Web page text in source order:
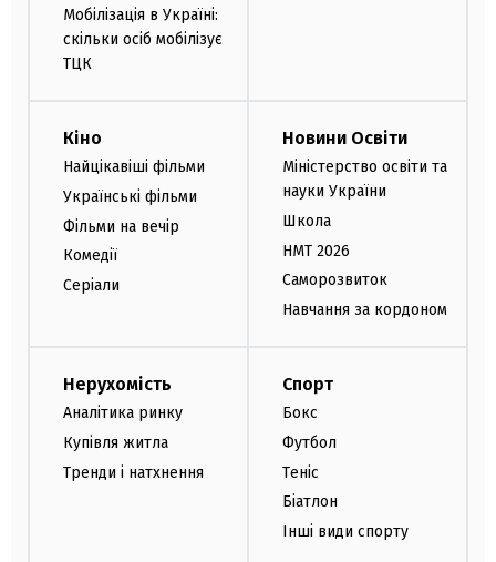
Мобілізація в Україні:
скільки осіб мобілізує
ТЦК
Кіно
Найцікавіші фільми
Українські фільми
Фільми на вечір
Комедії
Серіали
Новини Освіти
Міністерство освіти та
науки України
Школа
НМТ 2026
Саморозвиток
Навчання за кордоном
Нерухомість
Аналітика ринку
Купівля житла
Тренди і натхнення
Спорт
Бокс
Футбол
Теніс
Біатлон
Інші види спорту